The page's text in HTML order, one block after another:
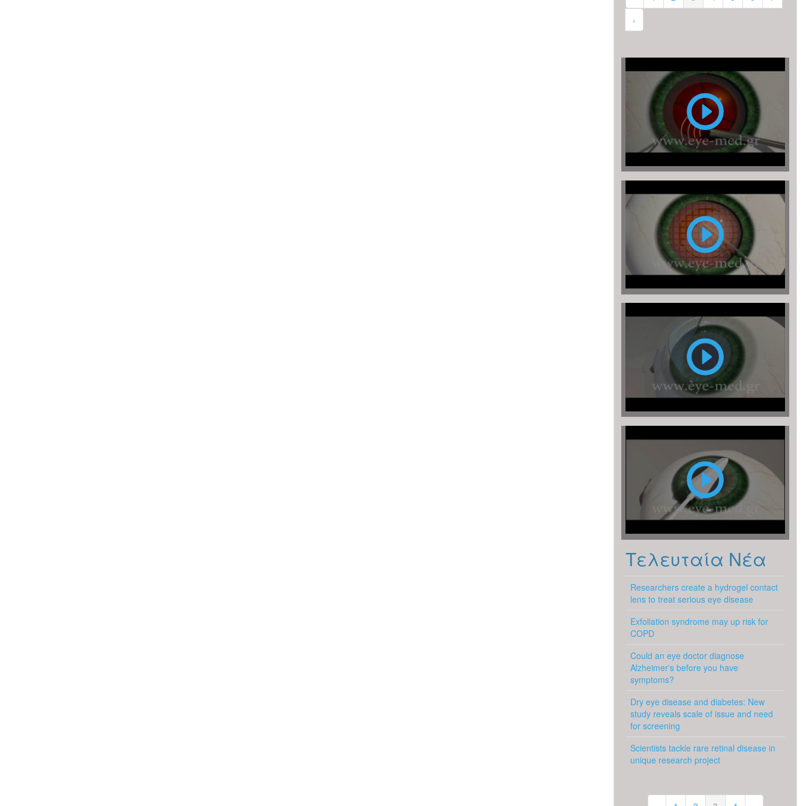
›
Επέμβαση
Καταρράκτη
υπερήχους
(ή
φακοθρυψία)
Επέμβαση
καταρράκτη
LASER
FEMTO
PRK
Τελευταία Νέα
Researchers create a hydrogel contact
lens to treat serious eye disease
Exfoliation syndrome may up risk for
COPD
Could an eye doctor diagnose
Alzheimer's before you have
symptoms?
Dry eye disease and diabetes: New
study reveals scale of issue and need
for screening
Scientists tackle rare retinal disease in
unique research project